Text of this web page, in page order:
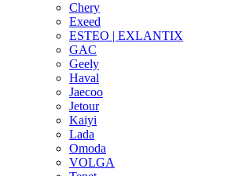
Chery
Exeed
ESTEO | EXLANTIX
GAC
Geely
Haval
Jaecoo
Jetour
Kaiyi
Lada
Omoda
VOLGA